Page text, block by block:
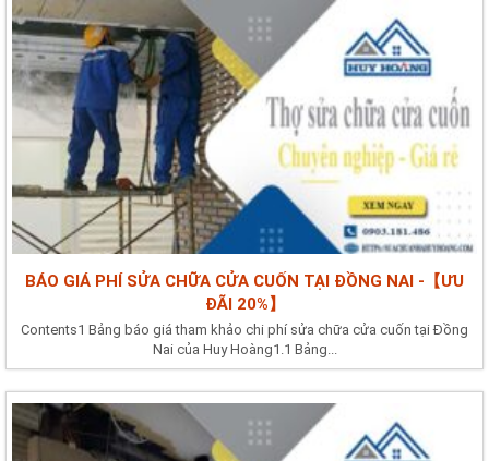
BÁO GIÁ PHÍ SỬA CHỮA CỬA CUỐN TẠI ĐỒNG NAI -【ƯU
ĐÃI 20%】
Contents1 Bảng báo giá tham khảo chi phí sửa chữa cửa cuốn tại Đồng
Nai của Huy Hoàng1.1 Bảng...